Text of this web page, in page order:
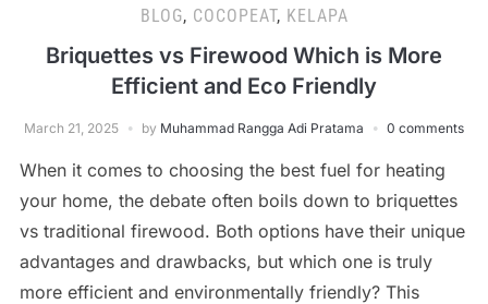
BLOG, COCOPEAT, KELAPA
Briquettes vs Firewood Which is More
Efficient and Eco Friendly
March 21, 2025 by Muhammad Rangga Adi Pratama 0 comments
When it comes to choosing the best fuel for heating
your home, the debate often boils down to briquettes
vs traditional firewood. Both options have their unique
advantages and drawbacks, but which one is truly
more efficient and environmentally friendly? This